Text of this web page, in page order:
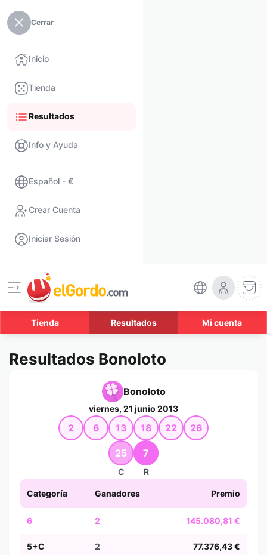
Cerrar
Inicio
Tienda
Resultados
Info y Ayuda
Español - €
Crear Cuenta
Iniciar Sesión
Tienda Resultados Mi cuenta
Resultados Bonoloto
Bonoloto
viernes, 21 junio 2013
2 6 13 18 22 26
25
C
7
R
Categoría Ganadores Premio
6 2 145.080,81 €
5+C 2 77.376,43 €